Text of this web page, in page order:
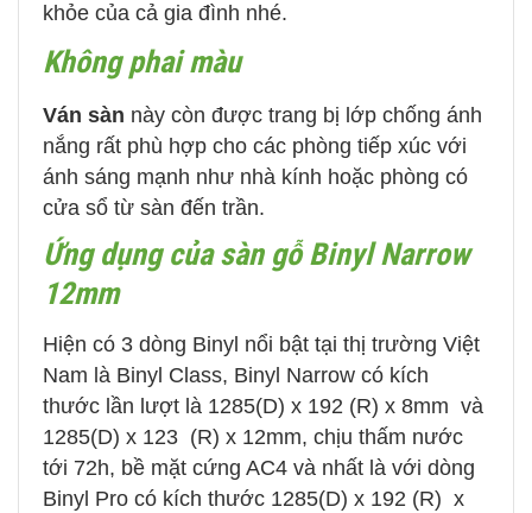
khỏe của cả gia đình nhé.
Không phai màu
Ván sàn này còn được trang bị lớp chống ánh
nắng rất phù hợp cho các phòng tiếp xúc với
ánh sáng mạnh như nhà kính hoặc phòng có
cửa sổ từ sàn đến trần.
Ứng dụng của sàn gỗ Binyl Narrow
12mm
Hiện có 3 dòng Binyl nổi bật tại thị trường Việt
Nam là Binyl Class, Binyl Narrow có kích
thước lần lượt là 1285(D) x 192 (R) x 8mm và
1285(D) x 123 (R) x 12mm, chịu thấm nước
tới 72h, bề mặt cứng AC4 và nhất là với dòng
Binyl Pro có kích thước 1285(D) x 192 (R) x